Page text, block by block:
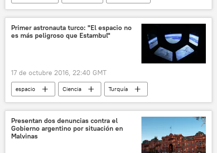
Primer astronauta turco: "El espacio no
es más peligroso que Estambul"
17 de octubre 2016, 22:40 GMT
espacio Ciencia
Turquía
Halil Kayici
noticias
Presentan dos denuncias contra el
Gobierno argentino por situación en
Malvinas